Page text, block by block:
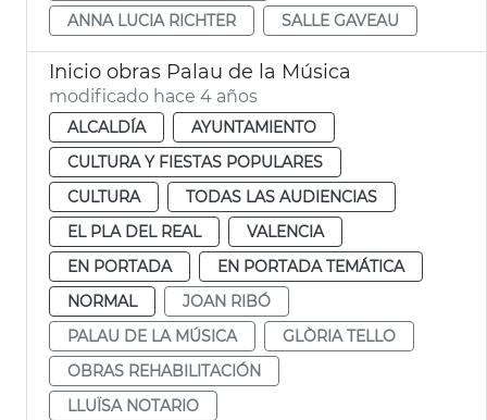
ANNA LUCIA RICHTER
SALLE GAVEAU
Inicio obras Palau de la Música
modificado hace 4 años
ALCALDÍA
AYUNTAMIENTO
CULTURA Y FIESTAS POPULARES
CULTURA
TODAS LAS AUDIENCIAS
EL PLA DEL REAL
VALENCIA
EN PORTADA
EN PORTADA TEMÁTICA
NORMAL
JOAN RIBÓ
PALAU DE LA MÚSICA
GLÒRIA TELLO
OBRAS REHABILITACIÓN
LLUÏSA NOTARIO